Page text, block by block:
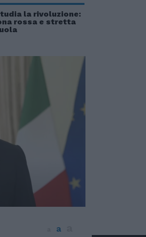
la rivoluzione:
rossa e stretta
a